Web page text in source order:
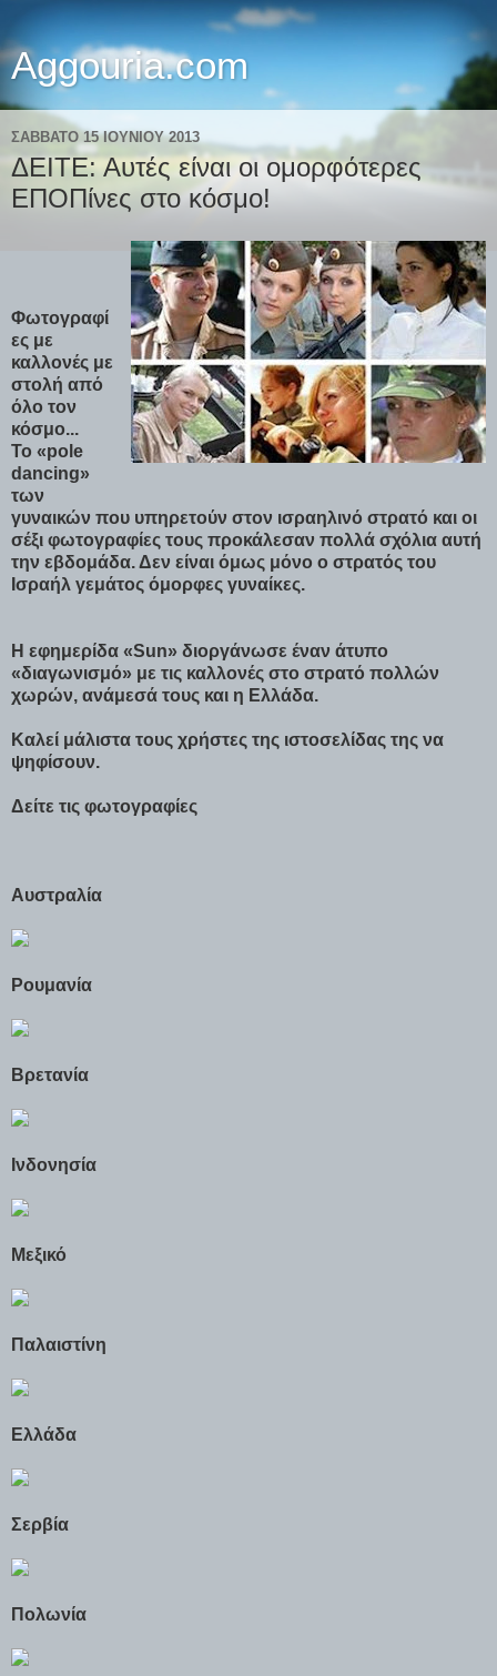
Aggouria.com
ΣΆΒΒΑΤΟ 15 ΙΟΥΝΊΟΥ 2013
ΔΕΙΤΕ: Αυτές είναι οι ομορφότερες
ΕΠΟΠίνες στο κόσμο!
Φωτογραφί
ες με
καλλονές με
στολή από
όλο τον
κόσμο...
Το «pole
dancing»
των
γυναικών που υπηρετούν στον ισραηλινό στρατό και οι
σέξι φωτογραφίες τους προκάλεσαν πολλά σχόλια αυτή
την εβδομάδα. Δεν είναι όμως μόνο ο στρατός του
Ισραήλ γεμάτος όμορφες γυναίκες.
Η εφημερίδα «Sun» διοργάνωσε έναν άτυπο
«διαγωνισμό» με τις καλλονές στο στρατό πολλών
χωρών, ανάμεσά τους και η Ελλάδα.
Καλεί μάλιστα τους χρήστες της ιστοσελίδας της να
ψηφίσουν.
Δείτε τις φωτογραφίες
Αυστραλία
Ρουμανία
Βρετανία
Ινδονησία
Μεξικό
Παλαιστίνη
Ελλάδα
Σερβία
Πολωνία